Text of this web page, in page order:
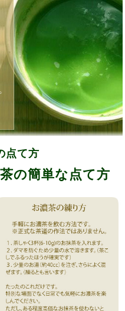
点て方
の簡単な点て方